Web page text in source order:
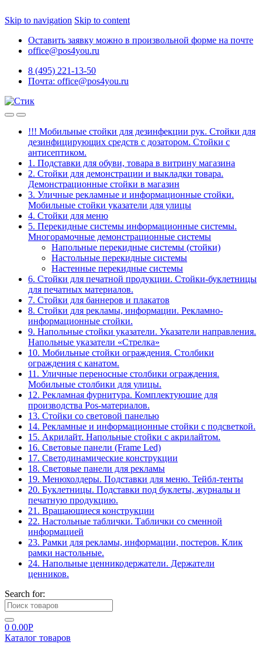
Skip to navigation Skip to content
Оставить заявку можно в произвольной форме на почте
office@pos4you.ru
8 (495) 221-13-50
Почта: office@pos4you.ru
!!! Мобильные стойки для дезинфекции рук. Стойки для
дезинфицирующих средств с дозатором. Стойки с
антисептиком.
1. Подставки для обуви, товара в витрину магазина
2. Стойки для демонстрации и выкладки товара.
Демонстрационные стойки в магазин
3. Уличные рекламные и информационные стойки.
Мобильные стойки указатели для улицы
4. Стойки для меню
5. Перекидные системы информационные системы.
Многорамочные демонстрационные системы
Напольные перекидные системы (стойки)
Настольные перекидные системы
Настенные перекидные системы
6. Стойки для печатной продукции. Стойки-буклетницы
для печатных материалов.
7. Стойки для баннеров и плакатов
8. Стойки для рекламы, информации. Рекламно-
информационные стойки.
9. Напольные стойки указатели. Указатели направления.
Напольные указатели «Стрелка»
10. Мобильные стойки ограждения. Столбики
ограждения с канатом.
11. Уличные переносные столбики ограждения.
Мобильные столбики для улицы.
12. Рекламная фурнитура. Комплектующие для
производства Pos-материалов.
13. Стойки со световой панелью
14. Рекламные и информационные стойки с подсветкой.
15. Акрилайт. Напольные стойки с акрилайтом.
16. Световые панели (Frame Led)
17. Светодинамические конструкции
18. Световые панели для рекламы
19. Менюхолдеры. Подставки для меню. Тейбл-тенты
20. Буклетницы. Подставки под буклеты, журналы и
печатную продукцию.
21. Вращающиеся конструкции
22. Настольные таблички. Таблички со сменной
информацией
23. Рамки для рекламы, информации, постеров. Клик
рамки настольные.
24. Напольные ценникодержатели. Держатели
ценников.
Search for:
0 0.00Р
Каталог товаров